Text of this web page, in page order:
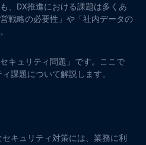
、DX推進における課題は多くあ
戦略の必要性」や「社内データの
キュリティ問題」です。ここで
課題について解説します。
キュリティ対策には、業務に利